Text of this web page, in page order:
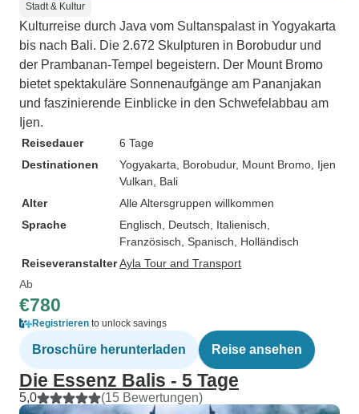
Stadt & Kultur
Kulturreise durch Java vom Sultanspalast in Yogyakarta
bis nach Bali. Die 2.672 Skulpturen in Borobudur und
der Prambanan-Tempel begeistern. Der Mount Bromo
bietet spektakuläre Sonnenaufgänge am Pananjakan
und faszinierende Einblicke in den Schwefelabbau am
Ijen.
Reisedauer
6 Tage
Destinationen
Yogyakarta , Borobudur, Mount Bromo , Ijen
Vulkan , Bali
Alter
Alle Altersgruppen willkommen
Sprache
Englisch, Deutsch, Italienisch,
Französisch, Spanisch, Holländisch
ReiseveranstalterAyla Tour and Transport
Ab
€780
Registrieren to unlock savings
Broschüre herunterladen Reise ansehen
Die Essenz Balis - 5 Tage
5,0 (15 Bewertungen)